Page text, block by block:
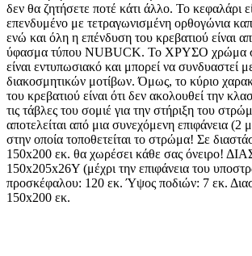
δεν θα ζητήσετε ποτέ κάτι άλλο. Το κεφαλάρι
επενδυμένο με τετραγωνισμένη ορθογώνια
ενώ και όλη η επένδυση του κρεβατιού είναι
ύφασμα τύπου NUBUCK. Το ΧΡΥΣΟ χρώμα
είναι εντυπωσιακό και μπορεί να συνδυαστεί
διακοσμητικών μοτίβων. Όμως, το κύριο
του κρεβατιού είναι ότι δεν ακολουθεί την
τις τάβλες του σομιέ για την στήριξη του
αποτελείται από μια συνεχόμενη επιφάνεια (2
στην οποία τοποθετείται το στρώμα! Σε
150x200 εκ. θα χωρέσει κάθε σας όνειρο!
150x205x26Υ (μέχρι την επιφάνεια του
προσκέφαλου: 120 εκ. Ύψος ποδιών: 7 εκ.
150x200 εκ.